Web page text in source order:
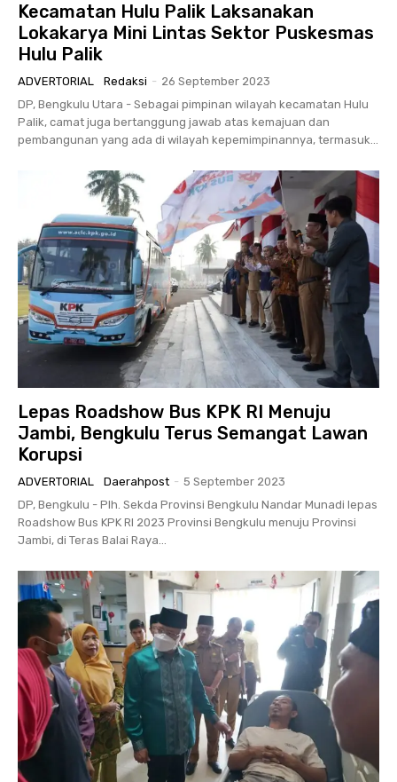
Kecamatan Hulu Palik Laksanakan
Lokakarya Mini Lintas Sektor Puskesmas
Hulu Palik
ADVERTORIAL Redaksi - 26 September 2023
DP, Bengkulu Utara - Sebagai pimpinan wilayah kecamatan Hulu
Palik, camat juga bertanggung jawab atas kemajuan dan
pembangunan yang ada di wilayah kepemimpinannya, termasuk...
Lepas Roadshow Bus KPK RI Menuju
Jambi, Bengkulu Terus Semangat Lawan
Korupsi
ADVERTORIAL Daerahpost - 5 September 2023
DP, Bengkulu - Plh. Sekda Provinsi Bengkulu Nandar Munadi lepas
Roadshow Bus KPK RI 2023 Provinsi Bengkulu menuju Provinsi
Jambi, di Teras Balai Raya...